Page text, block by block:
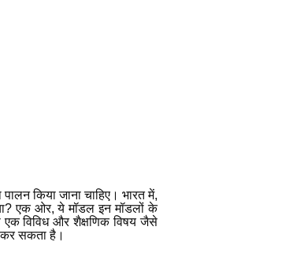
पालन किया जाना चाहिए। भारत में,
?एक ओर,ये मॉडल इन मॉडलों के
एक विविध और शैक्षणिक विषय जैसे
कर सकता है।